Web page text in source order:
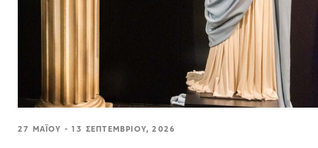
27 ΜΑΪΟΥ - 13 ΣΕΠΤΕΜΒΡΙΟΥ, 2026